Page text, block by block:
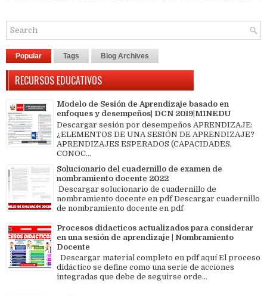
Popular Tags Blog Archives
RECURSOS EDUCATIVOS
Modelo de Sesión de Aprendizaje basado en
enfoques y desempeños| DCN 2019|MINEDU
Descargar sesión por desempeños APRENDIZAJE:
¿ELEMENTOS DE UNA SESIÓN DE APRENDIZAJE?
APRENDIZAJES ESPERADOS (CAPACIDADES,
CONOC...
Solucionario del cuadernillo de examen de
nombramiento docente 2022
Descargar solucionario de cuadernillo de
nombramiento docente en pdf Descargar cuadernillo
de nombramiento docente en pdf
Procesos didacticos actualizados para considerar
en una sesión de aprendizaje | Nombramiento
Docente
Descargar material completo en pdf aquí El proceso
didáctico se define como una serie de acciones
integradas que debe de seguirse orde...